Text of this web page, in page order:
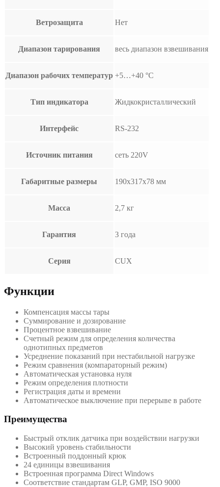
Ветрозащита Нет
Диапазон тарирования весь диапазон взвешивания
Диапазон рабочих температур +5…+40 °С
Тип индикатора Жидкокристаллический
Интерфейс RS-232
Источник питания сеть 220V
Габаритные размеры 190х317х78 мм
Масса 2,7 кг
Гарантия 3 года
Серия CUX
Функции
Компенсация массы тары
Суммирование и дозирование
Процентное взвешивание
Счетный режим для определения количества
однотипных предметов
Усреднение показаний при нестабильной нагрузке
Режим сравнения (компараторный режим)
Автоматическая установка нуля
Режим определения плотности
Регистрация даты и времени
Автоматическое выключение при перерыве в работе
Преимущества
Быстрый отклик датчика при воздействии нагрузки
Высокий уровень стабильности
Встроенный поддонный крюк
24 единицы взвешивания
Встроенная программа Direct Windows
Соответствие стандартам GLP, GMP, ISO 9000